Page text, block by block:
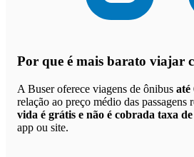
Por que é mais barato viajar
A Buser oferece viagens de ônibus até
relação ao preço médio das passagens
vida é grátis e não é cobrada taxa
app ou site.